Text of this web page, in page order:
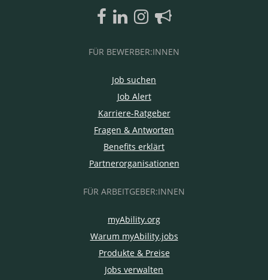
FÜR BEWERBER:INNEN
Job suchen
Job Alert
Karriere-Ratgeber
Fragen & Antworten
Benefits erklärt
Partnerorganisationen
FÜR ARBEITGEBER:INNEN
myAbility.org
Warum myAbility.jobs
Produkte & Preise
Jobs verwalten